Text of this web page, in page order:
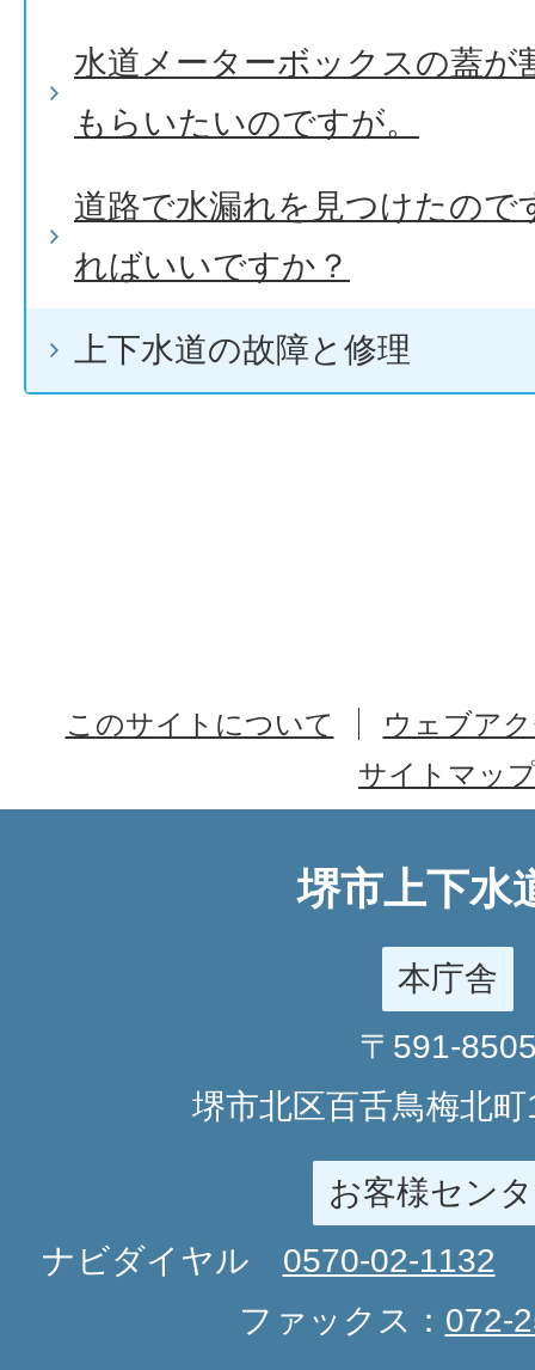
水道メーターボックスの蓋が
もらいたいのですが。
道路で水漏れを見つけたので
ればいいですか？
上下水道の故障と修理
このサイトについて
ウェブア
サイトマッ
堺市上下水
本庁舎
〒591-
堺市北区百舌鳥梅北
お客様セン
ナビダイヤル 0570-02-1132
ファックス： 072-